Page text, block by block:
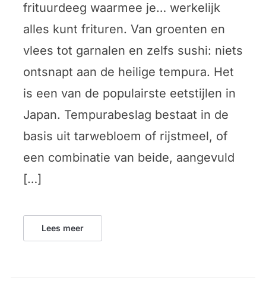
frituurdeeg waarmee je… werkelijk
alles kunt frituren. Van groenten en
vlees tot garnalen en zelfs sushi: niets
ontsnapt aan de heilige tempura. Het
is een van de populairste eetstijlen in
Japan. Tempurabeslag bestaat in de
basis uit tarwebloem of rijstmeel, of
een combinatie van beide, aangevuld
[…]
Lees meer